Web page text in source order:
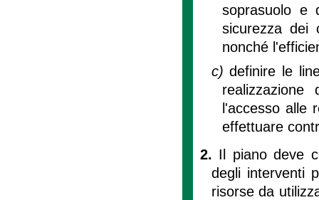
soprasuolo e
sicurezza dei
nonché
c)definire le
l'accesso alle
effettuare
2. Il piano deve
degli interventi
risorse da